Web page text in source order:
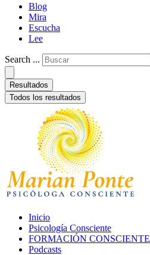
Blog
Mira
Escucha
Lee
Search ...
Resultados
Todos los resultados
Inicio
Psicología Consciente
FORMACIÓN CONSCIENTE
Podcasts